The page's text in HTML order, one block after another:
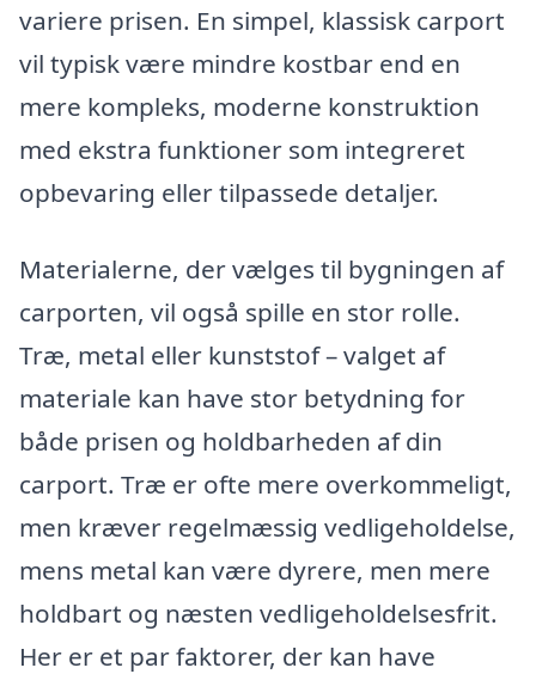
variere prisen. En simpel, klassisk carport
vil typisk være mindre kostbar end en
mere kompleks, moderne konstruktion
med ekstra funktioner som integreret
opbevaring eller tilpassede detaljer.
Materialerne, der vælges til bygningen af
carporten, vil også spille en stor rolle.
Træ, metal eller kunststof – valget af
materiale kan have stor betydning for
både prisen og holdbarheden af din
carport. Træ er ofte mere overkommeligt,
men kræver regelmæssig vedligeholdelse,
mens metal kan være dyrere, men mere
holdbart og næsten vedligeholdelsesfrit.
Her er et par faktorer, der kan have